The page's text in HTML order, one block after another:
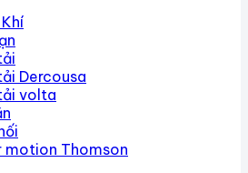
Dercousa
volta
motion Thomson